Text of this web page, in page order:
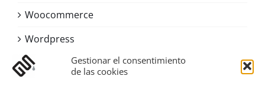
Gestionar el consentimiento
de las cookies
Woocommerce
Wordpress